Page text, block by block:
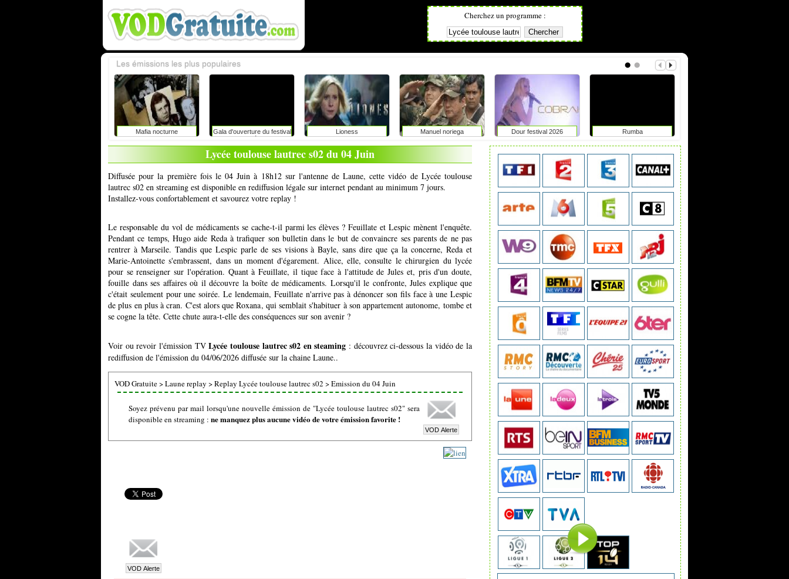
Cherchez un programme :
Mafia nocturne
Gala d'ouverture du festival
du rire de liège avec
caroline vigneaux: faut-il
toujours dire la vérité aux
enfants ?
Lioness Manuel noriega Dour festival 2026 Rumba
Les émissions les plus populaires
Lycée toulouse lautrec s02 du 04 Juin
Diffusée pour la première fois le 04 Juin à 18h12 sur l'antenne de Laune, cette vidéo de Lycée toulouse
lautrec s02 en streaming est disponible en rediffusion légale sur internet pendant au minimum 7 jours.
Installez-vous confortablement et savourez votre replay !
Le responsable du vol de médicaments se cache-t-il parmi les élèves ? Feuillate et Lespic mènent l'enquête.
Pendant ce temps, Hugo aide Reda à trafiquer son bulletin dans le but de convaincre ses parents de ne pas
rentrer à Marseile. Tandis que Lespic parle de ses visions à Bayle, sans dire que ça la concerne, Reda et
Marie-Antoinette s'embrassent, dans un moment d'égarement. Alice, elle, consulte le chirurgien du lycée
pour se renseigner sur l'opération. Quant à Feuillate, il tique face à l'attitude de Jules et, pris d'un doute,
fouille dans ses affaires où il découvre la boîte de médicaments. Lorsqu'il le confronte, Jules explique que
c'était seulement pour une soirée. Le lendemain, Feuillate n'arrive pas à dénoncer son fils face à une Lespic
de plus en plus à cran. C'est alors que Roxana, qui semblait s'habituer à son appartement autonome, tombe et
se cogne la tête. Cette chute aura-t-elle des conséquences sur son avenir ?
Voir ou revoir l'émission TVLycée toulouse lautrec s02 en steaming : découvrez ci-dessous la vidéo de la
rediffusion de l'émission du 04/06/2026 diffusée sur la chaine Laune..
VOD Gratuite>Laune replay >Replay Lycée toulouse lautrec s02 >Emission du 04 Juin
Soyez prévenu par mail lorsqu'une nouvelle émission de "Lycée toulouse lautrec s02" sera
disponible en streaming : ne manquez plus aucune vidéo de votre émission favorite !